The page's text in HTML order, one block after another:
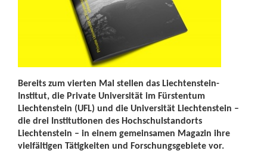
Bereits zum vierten Mal stellen das Liechtenstein-
Institut, die Private Universität im Fürstentum
Liechtenstein (UFL) und die Universität Liechtenstein –
die drei Institutionen des Hochschul­standorts
Liechtenstein – in einem gemeinsamen Magazin ihre
vielfältigen Tätigkeiten und Forschungsgebiete vor.